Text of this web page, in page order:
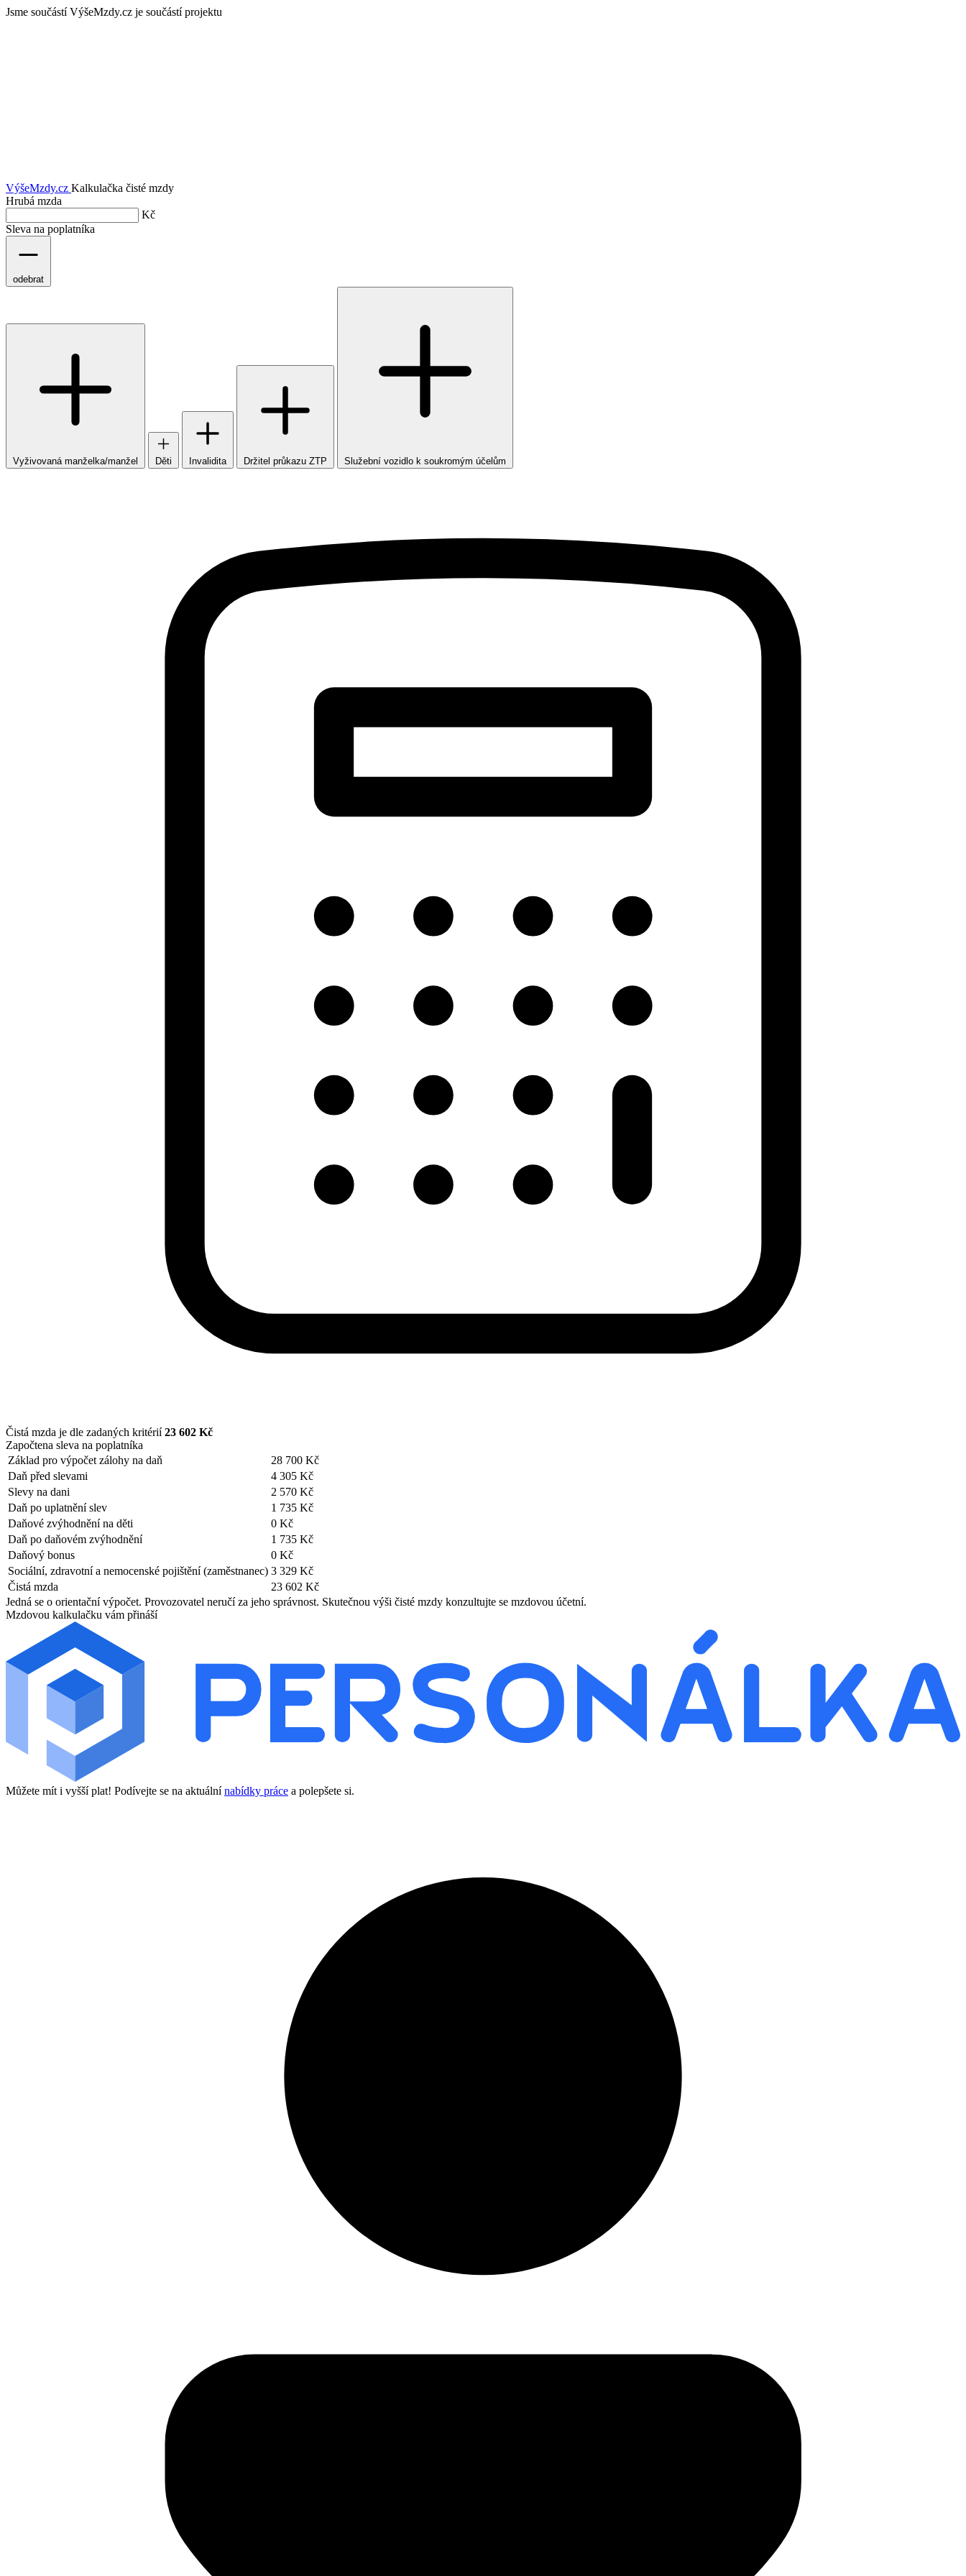
Jsme součástí VýšeMzdy.cz je součástí projektu
VýšeMzdy.cz Kalkulačka čisté mzdy
Hrubá mzda
Kč
Sleva na poplatníka
odebrat
Vyživovaná manželka/manžel Děti Invalidita Držitel průkazu ZTP Služební vozidlo k soukromým účelům
Čistá mzda je dle zadaných kritérií23 602 Kč
Započtena sleva na poplatníka
Základ pro výpočet zálohy na daň
28 700 Kč
Daň před slevami
4 305 Kč
Slevy na dani
2 570 Kč
Daň po uplatnění slev
1 735 Kč
Daňové zvýhodnění na děti
0 Kč
Daň po daňovém zvýhodnění
1 735 Kč
Daňový bonus
0 Kč
Sociální, zdravotní a nemocenské pojištění (zaměstnanec) 3 329 Kč
Čistá mzda
23 602 Kč
Jedná se o orientační výpočet. Provozovatel neručí za jeho správnost. Skutečnou výši čisté mzdy konzultujte se mzdovou účetní.
Mzdovou kalkulačku vám přináší
Můžete mít i vyšší plat! Podívejte se na aktuálnínabídky práce a polepšete si.